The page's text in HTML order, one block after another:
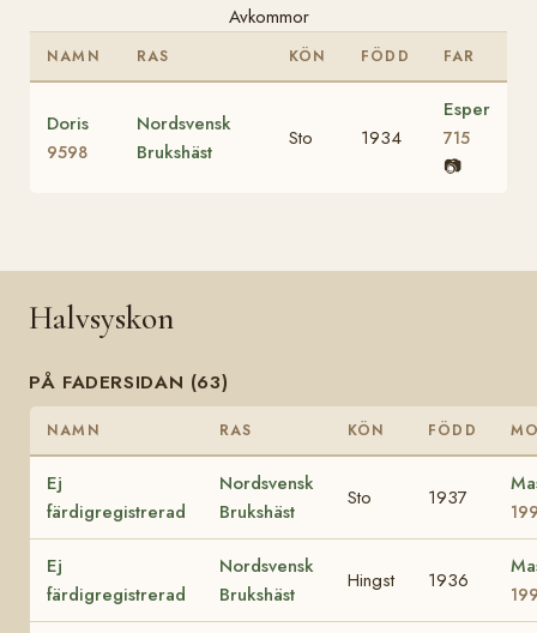
Avkommor
NAMN RAS KÖN FÖDD FAR
Doris
9598
Nordsvensk
Brukshäst
Sto 1934
Esper
715
📷
Halvsyskon
PÅ FADERSIDAN (63)
NAMN RAS KÖN FÖDD
Ej
färdigregistrerad
Nordsvensk
Brukshäst
Sto 1937
Ej
färdigregistrerad
Nordsvensk
Brukshäst
Hingst 1936